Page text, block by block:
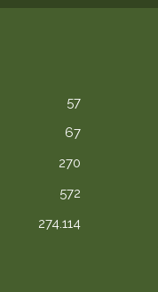
57
67
270
572
274.114